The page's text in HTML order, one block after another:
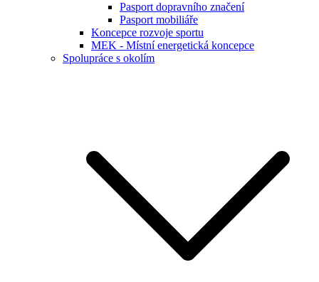
Pasport dopravního značení
Pasport mobiliáře
Koncepce rozvoje sportu
MEK - Místní energetická koncepce
Spolupráce s okolím